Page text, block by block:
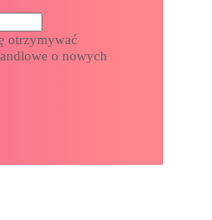
otrzymywać
o nowych